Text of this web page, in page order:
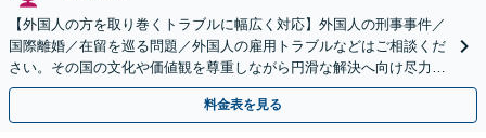
【外国人の方を取り巻くトラブルに幅広く対応】外国人の刑事事件／
国際離婚／在留を巡る問題／外国人の雇用トラブルなどはご相談くだ
さい。その国の文化や価値観を尊重しながら円滑な解決へ向け尽力し
ます【初回相談無料】外国人の方も遠慮なくご相談ください
料金表を見る